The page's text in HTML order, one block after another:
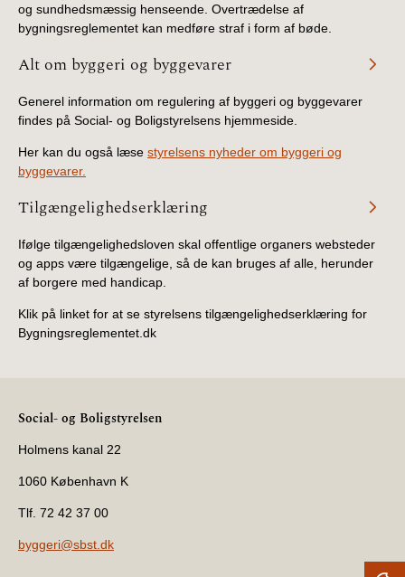
BR15 (2015-2018)
Tidligere BR (1961-
2010)
og sundhedsmæssig henseende. Overtrædelse af
bygningsreglementet kan medføre straf i form af bøde.
Alt om byggeri og byggevarer
Generel information om regulering af byggeri og byggevarer
findes på Social- og Boligstyrelsens hjemmeside.
Her kan du også læse styrelsens nyheder om byggeri og
byggevarer.
Tilgængelighedserklæring
Ifølge tilgængelighedsloven skal offentlige organers websteder
og apps være tilgængelige, så de kan bruges af alle, herunder
af borgere med handicap.
Klik på linket for at se styrelsens tilgængelighedserklæring for
Bygningsreglementet.dk
Social- og Boligstyrelsen
Holmens kanal 22
1060 København K
Tlf. 72 42 37 00
byggeri@sbst.dk